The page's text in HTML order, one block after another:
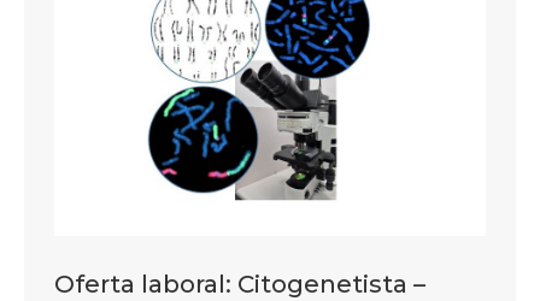
Oferta laboral: Citogenetista –